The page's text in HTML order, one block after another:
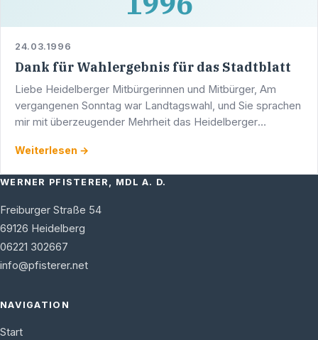
24.03.1996
Dank für Wahlergebnis für das Stadtblatt
Liebe Heidelberger Mitbürgerinnen und Mitbürger, Am
vergangenen Sonntag war Landtagswahl, und Sie sprachen
mir mit überzeugender Mehrheit das Heidelberger
deshalb …
Weiterlesen →
WERNER PFISTERER, MDL A. D.
Freiburger Straße 54
69126 Heidelberg
06221 302667
info@pfisterer.net
NAVIGATION
Start